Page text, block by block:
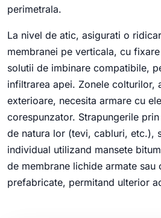
perimetrala.
La nivel de atic, asigurati o
membranei pe verticala, cu
solutii de imbinare compatibile,
infiltrarea apei. Zonele colturilor,
exterioare, necesita armare cu
corespunzator. Strapungerile
de natura lor (tevi, cabluri, etc.),
individual utilizand mansete
de membrane lichide armate sau
prefabricate, permitand ulterior